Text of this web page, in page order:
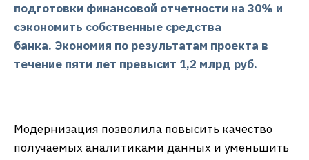
подготовки финансовой отчетности на 30% и
сэкономить собственные средства
банка. Экономия по результатам проекта в
течение пяти лет превысит 1,2 млрд руб.
Модернизация позволила повысить качество
получаемых аналитиками данных и уменьшить